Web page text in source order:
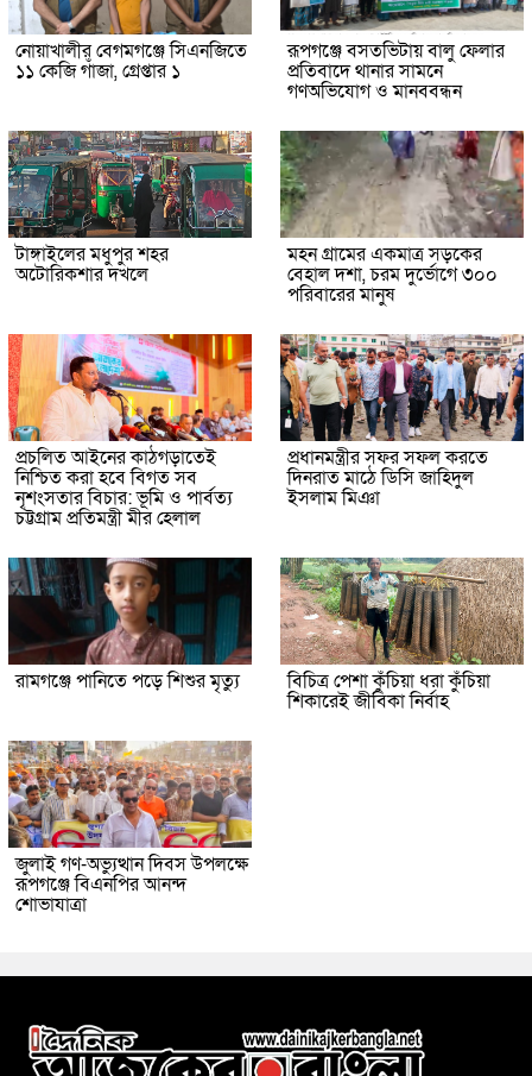
নোয়াখালীর বেগমগঞ্জে সিএনজিতে
১১ কেজি গাঁজা, গ্রেপ্তার ১
রূপগঞ্জে বসতভিটায় বালু ফেলার
প্রতিবাদে থানার সামনে
গণঅভিযোগ ও মানববন্ধন
টাঙ্গাইলের মধুপুর শহর
অটোরিকশার দখলে
মহন গ্রামের একমাত্র সড়কের
বেহাল দশা, চরম দুর্ভোগে ৩০০
পরিবারের মানুষ
প্রচলিত আইনের কাঠগড়াতেই
নিশ্চিত করা হবে বিগত সব
নৃশংসতার বিচার: ভূমি ও পার্বত্য
চট্টগ্রাম প্রতিমন্ত্রী মীর হেলাল
প্রধানমন্ত্রীর সফর সফল করতে
দিনরাত মাঠে ডিসি জাহিদুল
ইসলাম মিঞা
রামগঞ্জে পানিতে পড়ে শিশুর মৃত্যু বিচিত্র পেশা কুঁচিয়া ধরা কুঁচিয়া
শিকারেই জীবিকা নির্বাহ
জুলাই গণ-অভ্যুত্থান দিবস উপলক্ষে
রূপগঞ্জে বিএনপির আনন্দ
শোভাযাত্রা